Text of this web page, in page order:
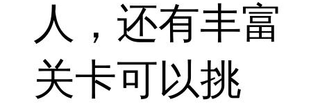
人，还有丰富
关卡可以挑